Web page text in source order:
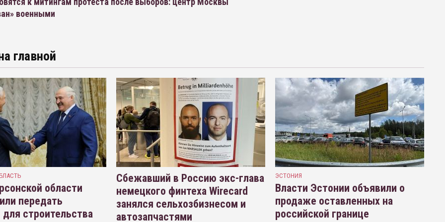
военными
главной
области
передать
для строительства
Сбежавший в Россию экс-глава
немецкого финтеха Wirecard
занялся сельхозбизнесом и
автозапчастями
ЭСТОНИЯ
Власти Эстонии объявили о
продаже оставленных на
российской границе